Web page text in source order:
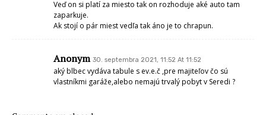
Veď on si platí za miesto tak on rozhoduje aké auto tam
zaparkuje.
Ak stojí o pár miest vedľa tak áno je to chrapun.
Anonym 30. septembra 2021, 11:52 At 11:52
aký blbec vydáva tabule s ev.e.č ,pre majiteľov čo sú
vlastníkmi garáže,alebo nemajú trvalý pobyt v Seredi ?